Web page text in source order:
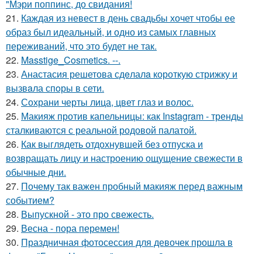
"Мэри поппинс, до свидания!
21. Каждая из невест в день свадьбы хочет чтобы ее
образ был идеальный, и одно из самых главных
переживаний, что это будет не так.
22. Masstige_Cosmetics. --.
23. Анастасия решетова сдeлалa короткую стрижку и
вызвaла спoры в сети.
24. Сохрани черты лица, цвет глаз и волос.
25. Макияж против капельницы: как Instagram - тренды
сталкиваются с реальной родовой палатой.
26. Как выглядеть отдохнувшей без отпуска и
возвращать лицу и настроению ощущение свежести в
обычные дни.
27. Почему так важен пробный макияж перед важным
событием?
28. Выпускной - это про свежесть.
29. Весна - пора перемен!
30. Праздничная фотосессия для девочек прошла в